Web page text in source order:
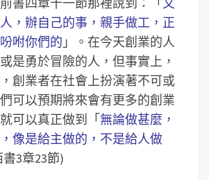
，辦自己的事，親手做工，正
咐你們的 」。在今天創業的人
是勇於冒險的人，但事實上，
創業者在社會上扮演著不可或
可以預期將來會有更多的創業
可以真正做到「無論做甚麼，
像是給主做的，不是給人做
書3章23節)